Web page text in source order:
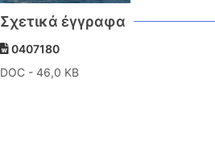
Σχετικά έγγραφα
0407180
DOC - 46,0 KB